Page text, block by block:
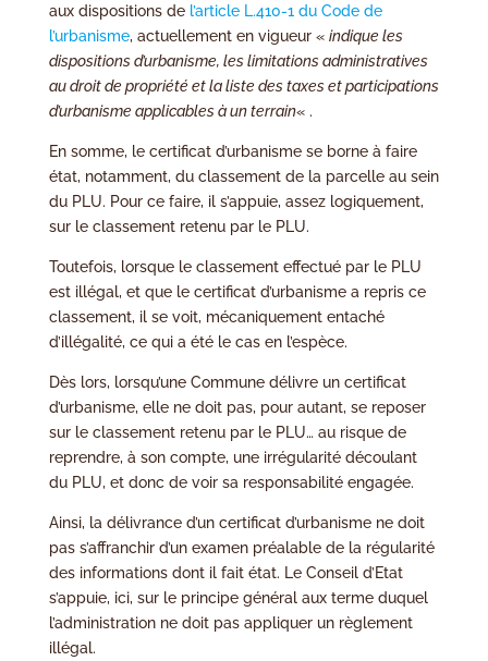
aux dispositions de l’article L.410-1 du Code de
l’urbanisme, actuellement en vigueur « indique les
dispositions d’urbanisme, les limitations administratives
au droit de propriété et la liste des taxes et participations
d’urbanisme applicables à un terrain« .
En somme, le certificat d’urbanisme se borne à faire
état, notamment, du classement de la parcelle au sein
du PLU. Pour ce faire, il s’appuie, assez logiquement,
sur le classement retenu par le PLU.
Toutefois, lorsque le classement effectué par le PLU
est illégal, et que le certificat d’urbanisme a repris ce
classement, il se voit, mécaniquement entaché
d’illégalité, ce qui a été le cas en l’espèce.
Dès lors, lorsqu’une Commune délivre un certificat
d’urbanisme, elle ne doit pas, pour autant, se reposer
sur le classement retenu par le PLU… au risque de
reprendre, à son compte, une irrégularité découlant
du PLU, et donc de voir sa responsabilité engagée.
Ainsi, la délivrance d’un certificat d’urbanisme ne doit
pas s’affranchir d’un examen préalable de la régularité
des informations dont il fait état. Le Conseil d’Etat
s’appuie, ici, sur le principe général aux terme duquel
l’administration ne doit pas appliquer un règlement
illégal.